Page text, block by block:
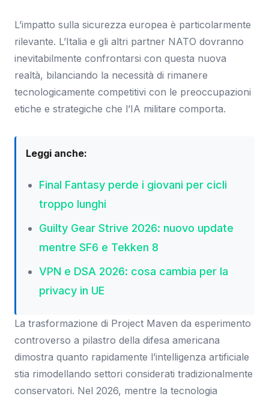
L’impatto sulla sicurezza europea è particolarmente
rilevante. L’Italia e gli altri partner NATO dovranno
inevitabilmente confrontarsi con questa nuova
realtà, bilanciando la necessità di rimanere
tecnologicamente competitivi con le preoccupazioni
etiche e strategiche che l’IA militare comporta.
Leggi anche:
Final Fantasy perde i giovani per cicli
troppo lunghi
Guilty Gear Strive 2026: nuovo update
mentre SF6 e Tekken 8
VPN e DSA 2026: cosa cambia per la
privacy in UE
La trasformazione di Project Maven da esperimento
controverso a pilastro della difesa americana
dimostra quanto rapidamente l’intelligenza artificiale
stia rimodellando settori considerati tradizionalmente
conservatori. Nel 2026, mentre la tecnologia